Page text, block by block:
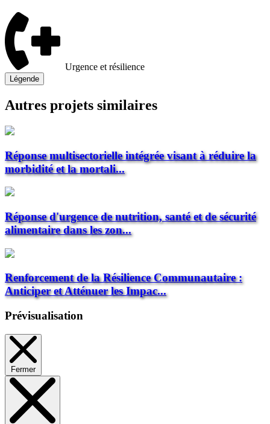
Urgence et résilience
Légende
Autres projets similaires
Réponse multisectorielle intégrée visant à réduire la
morbidité et la mortali...
Réponse d'urgence de nutrition, santé et de sécurité
alimentaire dans les zon...
Renforcement de la Résilience Communautaire :
Anticiper et Atténuer les Impac...
Prévisualisation
Fermer